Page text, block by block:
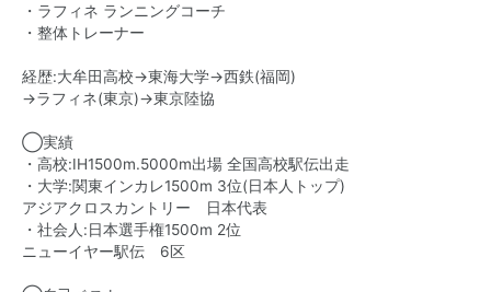
・ラフィネ ランニングコーチ
・整体トレーナー
経歴:大牟田高校→東海大学→西鉄(福岡)
→ラフィネ(東京)→東京陸協
◯実績
・高校:IH1500m.5000m出場 全国高校駅伝出走
・大学:関東インカレ1500m 3位(日本人トップ)
アジアクロスカントリー 日本代表
・社会人:日本選手権1500m 2位
ニューイヤー駅伝 6区